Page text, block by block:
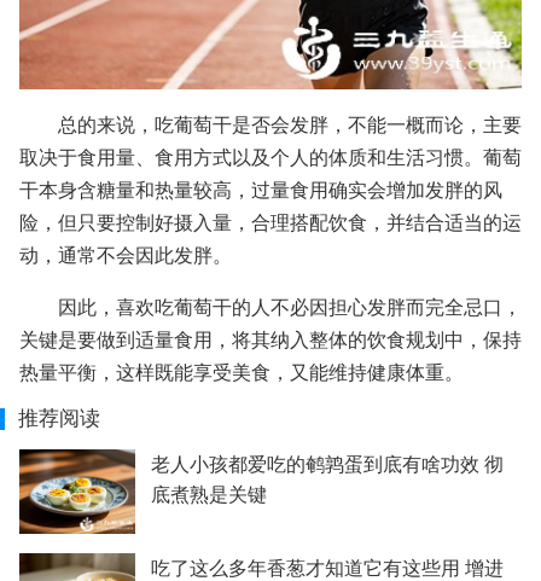
总的来说，吃葡萄干是否会发胖，不能一概而论，主要
取决于食用量、食用方式以及个人的体质和生活习惯。葡萄
干本身含糖量和热量较高，过量食用确实会增加发胖的风
险，但只要控制好摄入量，合理搭配饮食，并结合适当的运
动，通常不会因此发胖。
因此，喜欢吃葡萄干的人不必因担心发胖而完全忌口，
关键是要做到适量食用，将其纳入整体的饮食规划中，保持
热量平衡，这样既能享受美食，又能维持健康体重。
推荐阅读
老人小孩都爱吃的鹌鹑蛋到底有啥功效 彻
底煮熟是关键
吃了这么多年香葱才知道它有这些用 增进